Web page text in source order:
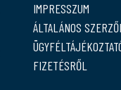
IMPRESSZUM
ÁLTALÁNOS
FIZETÉSRŐL